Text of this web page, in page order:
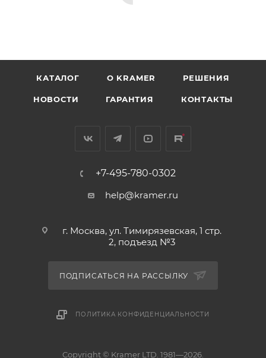
КАТАЛОГ O KRAMER РЕШЕНИЯ
НОВОСТИ ГАРАНТИЯ КОНТАКТЫ
+7-495-780-0302
help@kramer.ru
г. Москва, ул. Тимирязевская, 1 стр.
2, подъезд №3
ПОДПИСАТЬСЯ НА РАССЫЛКУ
ПОЛИТИКА КОНФИДЕНЦИАЛЬНОСТИ
Copyright © Kramer LTD. 1981—2026.